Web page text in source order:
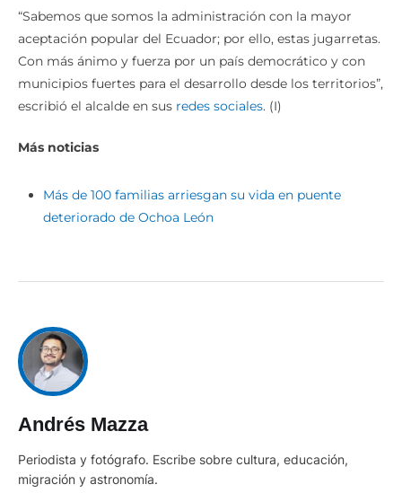
“Sabemos que somos la administración con la mayor
aceptación popular del Ecuador; por ello, estas jugarretas.
Con más ánimo y fuerza por un país democrático y con
municipios fuertes para el desarrollo desde los territorios”,
escribió el alcalde en sus redes sociales. (I)
Más noticias
Más de 100 familias arriesgan su vida en puente
deteriorado de Ochoa León
Andrés Mazza
Periodista y fotógrafo. Escribe sobre cultura, educación,
migración y astronomía.